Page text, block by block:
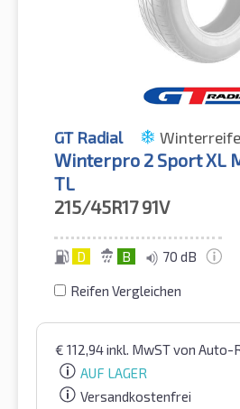
GT Radial
Winterpro 2 Sport XL
TL
215/45R17 91V
D B 70 dB
Reifen Vergleichen
€ 112,94inkl. MwSTvon Auto-
AUF LAGER
Versandkostenfrei